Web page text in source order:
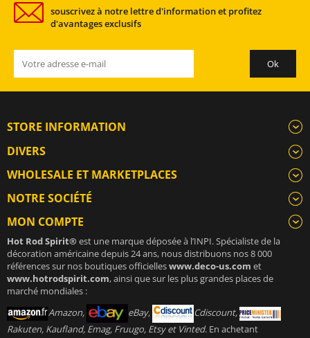
souscrivez à notre lettre d'information et profitez
d'avantages exclusifs
STORE INFORMATION
DIVERS
WHOLESALE ET MARKETPLACES
NOTRE SOCIÉTÉ
MON COMPTE
Hot Rod Spirit®est une marque déposée à l’INPI. Spécialiste de la
décoration américaine depuis 24 ans, nous distribuons nos 8 000
références sur nos boutiques officielleswww.deco-us.com et
www.hotrodspirit.com, ainsi que sur les plus grandes places de
marché mondiales :
Amazon,
eBay,
Cdiscount,
Rakuten, Kaufland, Emag, Fruugo, Etsy et Vinted. En achetant